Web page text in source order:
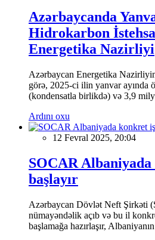
Azərbaycanda
Hidrokarbon
Energetika Nazirliyi
Azərbaycan Energetika
görə, 2025-ci ilin yanvar ayında
(kondensatla birlikdə) və 3,9
Ardını oxu
12 Fevral 2025, 20:04
SOCAR
başlayır
Azərbaycan Dövlət Neft Şirkəti
nümayəndəlik açıb və bu il
başlamağa hazırlaşır,